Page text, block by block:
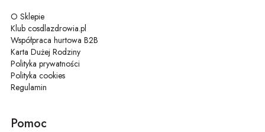
O Sklepie
Klub cosdlazdrowia.pl
Współpraca hurtowa B2B
Karta Dużej Rodziny
Polityka prywatności
Polityka cookies
Regulamin
Pomoc